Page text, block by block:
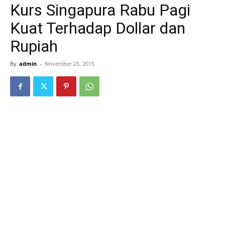
Kurs Singapura Rabu Pagi
Kuat Terhadap Dollar dan
Rupiah
By admin - November 25, 2015